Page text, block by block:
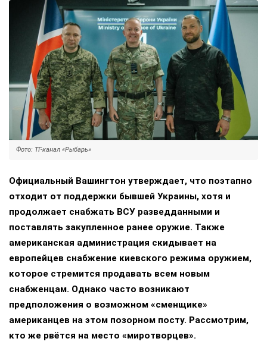
Фото: ТГ-канал «Рыбарь»
Официальный Вашингтон утверждает, что поэтапно
отходит от поддержки бывшей Украины, хотя и
продолжает снабжать ВСУ разведданными и
поставлять закупленное ранее оружие. Также
американская администрация скидывает на
европейцев снабжение киевского режима оружием,
которое стремится продавать всем новым
снабженцам. Однако часто возникают
предположения о возможном «сменщике»
американцев на этом позорном посту. Рассмотрим,
кто же рвётся на место «миротворцев».